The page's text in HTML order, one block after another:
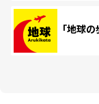
「地球